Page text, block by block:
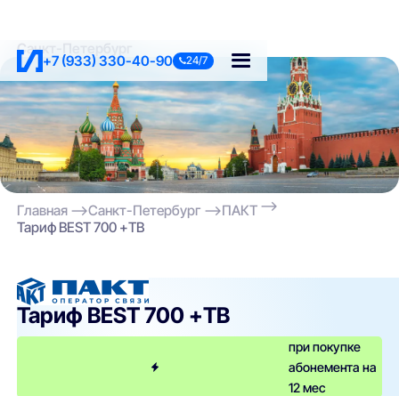
+7 (933) 330-40-90 24/7
Санкт-Петербург
Главная Санкт-Петербург
ПАКТ
Тариф BEST 700 +ТВ
ПАКТ
Тариф BEST 700 +ТВ
при покупке
абонемента на
12 мес